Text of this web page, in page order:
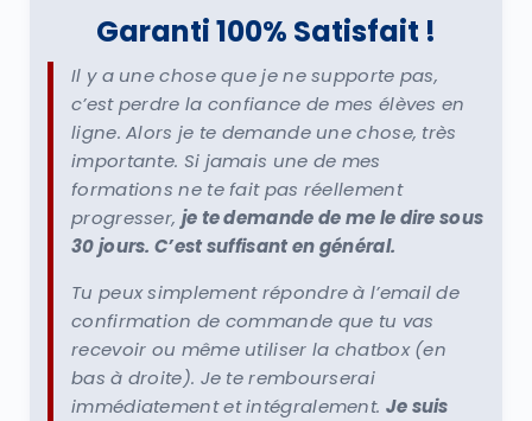
Garanti 100% Satisfait !
Il y a une chose que je ne supporte pas,
c’est perdre la confiance de mes élèves en
ligne. Alors je te demande une chose, très
importante. Si jamais une de mes
formations ne te fait pas réellement
progresser, je te demande de me le dire sous
30 jours. C’est suffisant en général.
Tu peux simplement répondre à l’email de
confirmation de commande que tu vas
recevoir ou même utiliser la chatbox (en
bas à droite). Je te rembourserai
immédiatement et intégralement. Je suis